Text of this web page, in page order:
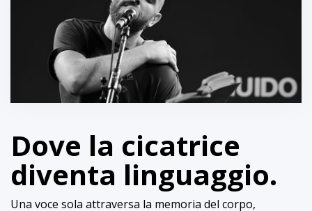
Dove la cicatrice
diventa linguaggio.
Una voce sola attraversa la memoria del corpo,